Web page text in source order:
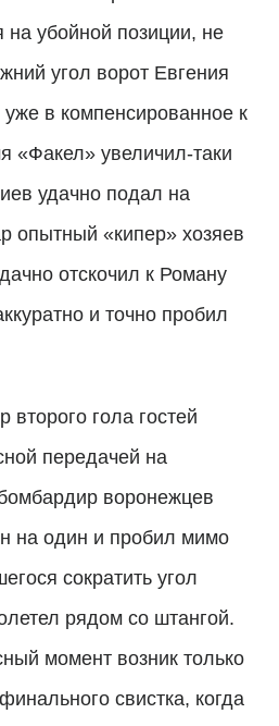
убойной позиции, не
угол ворот Евгения
в компенсированное к
«Факел» увеличил-таки
удачно подал на
опытный «кипер» хозяев
отскочил к Роману
и точно пробил
второго гола гостей
передачей на
воронежцев
на один и пробил мимо
сократить угол
рядом со штангой.
момент возник только
свистка, когда